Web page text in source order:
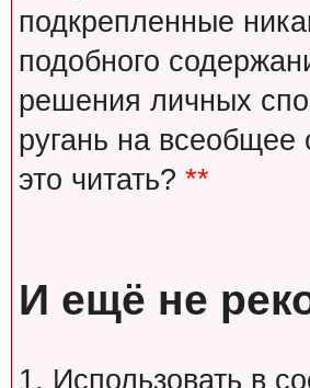
подкрепленные
подобного
решения личных
ругань на
это читать? **
И ещё не
1. Использовать в